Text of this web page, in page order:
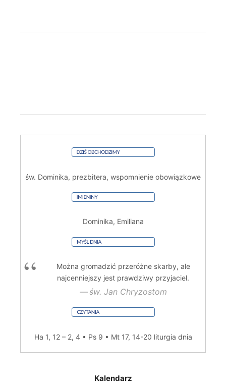
św. Dominika, prezbitera, wspomnienie obowiązkowe
Dominika, Emiliana
Można gromadzić przeróżne skarby, ale
najcenniejszy jest prawdziwy przyjaciel.
św. Jan Chryzostom
Ha 1, 12 – 2, 4 • Ps 9 • Mt 17, 14-20 liturgia dnia
Kalendarz